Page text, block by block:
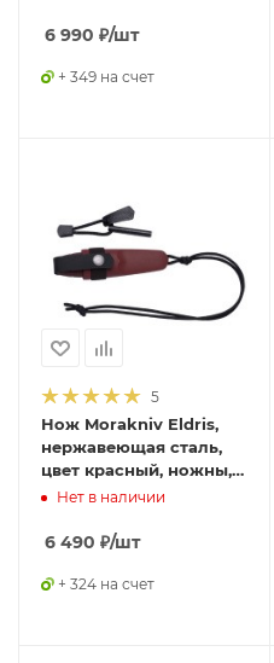
6 990 ₽/шт
+ 349 на счет
5
Нож Morakniv Eldris,
нержавеющая сталь,
цвет красный, ножны,
шнурок, огниво,12630
Нет в наличии
6 490 ₽/шт
+ 324 на счет